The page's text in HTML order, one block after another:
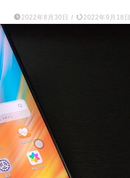
2022年8月30日 / 2022年9月18日